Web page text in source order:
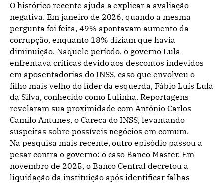
O histórico recente ajuda a explicar a avaliação
negativa. Em janeiro de 2026, quando a mesma
pergunta foi feita, 49% apontavam aumento da
corrupção, enquanto 18% diziam que havia
diminuição. Naquele período, o governo Lula
enfrentava críticas devido aos descontos indevidos
em aposentadorias do INSS, caso que envolveu o
filho mais velho do líder da esquerda, Fábio Luís Lula
da Silva, conhecido como Lulinha. Reportagens
revelaram sua proximidade com Antônio Carlos
Camilo Antunes, o Careca do INSS, levantando
suspeitas sobre possíveis negócios em comum.
Na pesquisa mais recente, outro episódio passou a
pesar contra o governo: o caso Banco Master. Em
novembro de 2025, o Banco Central decretou a
liquidação da instituição após identificar falhas